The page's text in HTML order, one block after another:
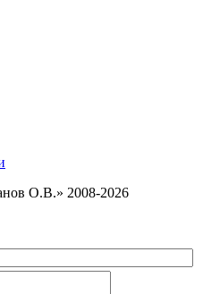
О.В.» 2008-2026